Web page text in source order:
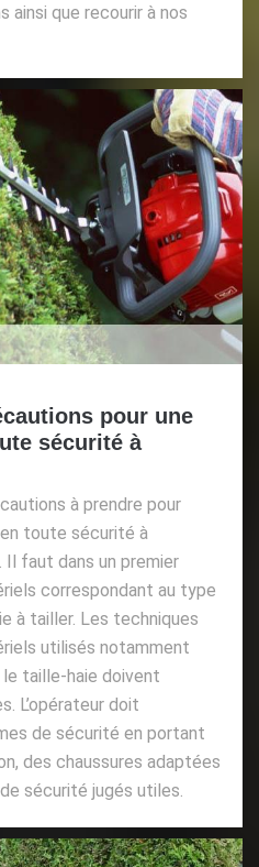
ainsi que recourir à nos
pour une
sécurité à
à prendre pour
toute sécurité à
Il faut dans un premier
correspondant au type
à tailler. Les techniques
utilisés notamment
taille-haie doivent
L’opérateur doit
de sécurité en portant
des chaussures adaptées
sécurité jugés utiles.